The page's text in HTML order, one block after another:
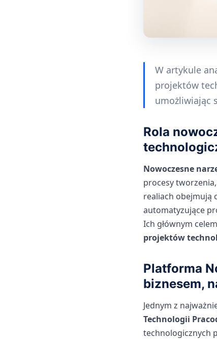
W artykule
projektów
umożliwiając
Rola
Nowoczesne
procesy
realiach obejmują
automatyzujące
Ich głównym
projektów
Platforma
biznesem,
Jednym z
Technologii
technologicznych